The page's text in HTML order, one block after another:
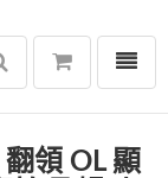
選單
領 OL 顯